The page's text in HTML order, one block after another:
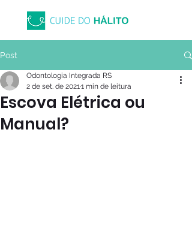
Post
Escova Elétrica ou
Manual?
Odontologia Integrada RS
2 de set. de 20211 min de leitura